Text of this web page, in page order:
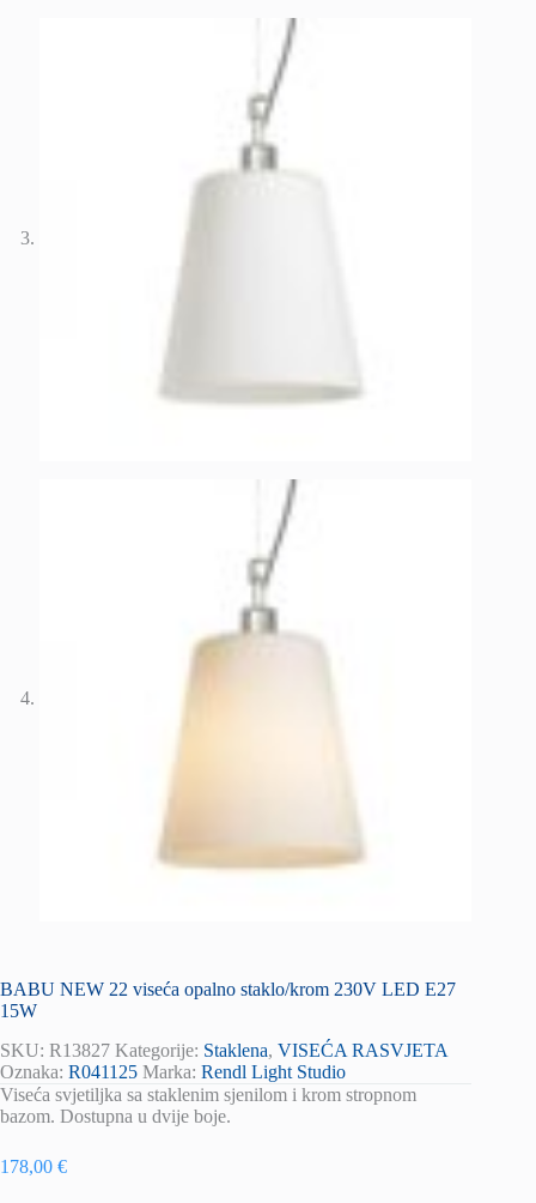
BABU NEW 22 viseća opalno staklo/krom 230V LED E27
15W
SKU: R13827 Kategorije: Staklena, VISEĆA RASVJETA
Oznaka: R041125 Marka: Rendl Light Studio
Viseća svjetiljka sa staklenim sjenilom i krom stropnom
bazom. Dostupna u dvije boje.
178,00 €